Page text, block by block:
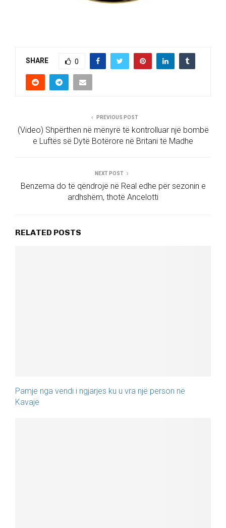
SHARE 0
PREVIOUS POST
(Video) Shpërthen në mënyrë të kontrolluar një bombë
e Luftës së Dytë Botërore në Britani të Madhe
NEXT POST
Benzema do të qëndrojë në Real edhe për sezonin e
ardhshëm, thotë Ancelotti
RELATED POSTS
Pamje nga vendi i ngjarjes ku u vra një person në
Kavajë